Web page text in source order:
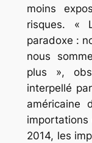
moins
risques. «
paradoxe :
nous
plus »,
interpellé
américaine
importations
2014, les